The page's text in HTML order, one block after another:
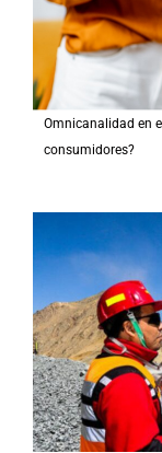
Omnicanalidad en
consumidores?